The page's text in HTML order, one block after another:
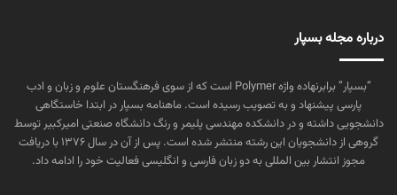
درباره مجله بسپار
“بسپار” برابرنهاده واژه Polymer است که از سوی فرهنگستان علوم و زبان و ادب
پارسی پیشنهاد و به تصویب رسیده است. ماهنامه بسپار در ابتدا خاستگاهی
دانشجویی داشته و در دانشکده مهندسی پلیمر و رنگ دانشگاه صنعتی امیرکبیر توسط
گروهی از دانشجویان این رشته منتشر شده است. پس از آن در سال ۱۳۷۶ با دریافت
مجوز انتشار بین المللی به دو زبان فارسی و انگلیسی فعالیت خود را ادامه داد.